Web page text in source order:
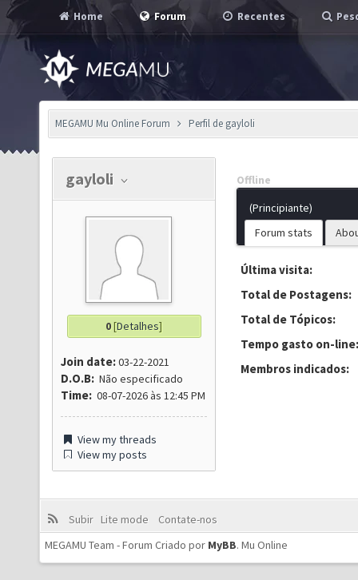
Home Forum Recentes
MEGAMU Mu Online Forum Perfil de gayloli
gayloli
0[Detalhes]
Join date:03-22-2021
D.O.B: Não especificado
Time: 08-07-2026 às 12:45 PM
View my threads
View my posts
Offline
(Principiante)
Forum stats
Última visita:
Total de Postagens:
Total de Tópicos:
Tempo gasto on-line:
Membros indicados:
Subir Lite mode
Contate-nos
MEGAMU Team - Forum Criado por MyBB. Mu Online